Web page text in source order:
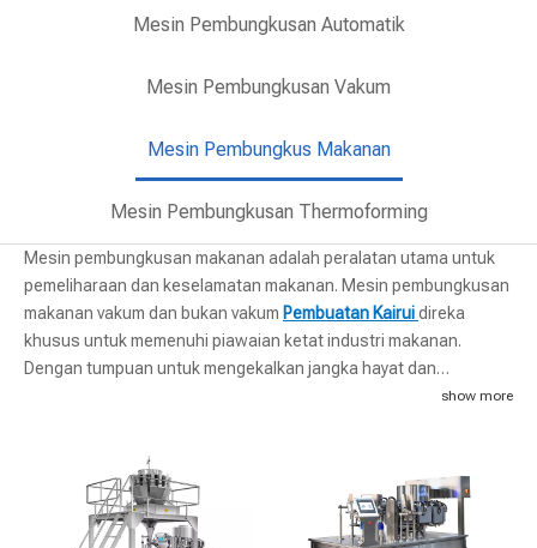
Mesin Pembungkusan Automatik
Mesin Pembungkusan Vakum
Mesin Pembungkus Makanan
Mesin Pembungkusan Thermoforming
Mesin pembungkusan makanan adalah peralatan utama untuk
pemeliharaan dan keselamatan makanan. Mesin pembungkusan
makanan vakum dan bukan vakum Pembuatan Kairuidireka
khusus untuk memenuhi piawaian ketat industri makanan.
Dengan tumpuan untuk mengekalkan jangka hayat dan
membolehkan penimbangan tepat, pembungkusan, pengisian,
pembentukan, penyedutan, pengedap haba, pemunggahan beg
dan penghantaran produk siap. Dengan ciri canggih dan operasi
show more